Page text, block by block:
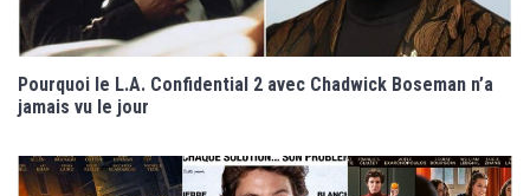
Pourquoi le L.A. Confidential 2 avec Chadwick Boseman n’a
jamais vu le jour